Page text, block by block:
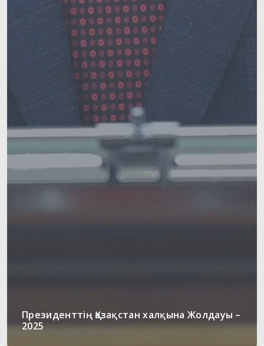
Президенттің Қазақстан халқына Жолдауы –
2025